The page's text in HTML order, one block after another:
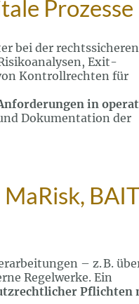
Prozesse
bei der rechtssicheren
Exit-
Kontrollrechten für
in
Dokumentation der
BAIT
– z. B.
Regelwerke. Ein
Pflichten